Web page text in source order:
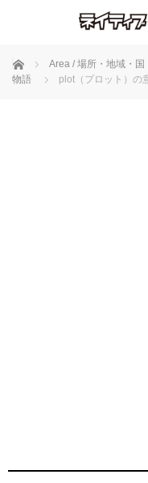
ホーム Area / 場所・地域・国
物語
plot（プロット）の